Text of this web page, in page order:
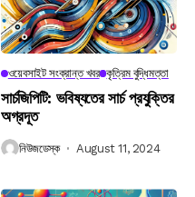
ওয়েবসাইট সংক্রান্ত খবর কৃত্রিম বুদ্ধিমত্তা
সার্চজিপিটি: ভবিষ্যতের সার্চ প্রযুক্তির
অগ্রদূত
নিউজডেস্ক August 11, 2024